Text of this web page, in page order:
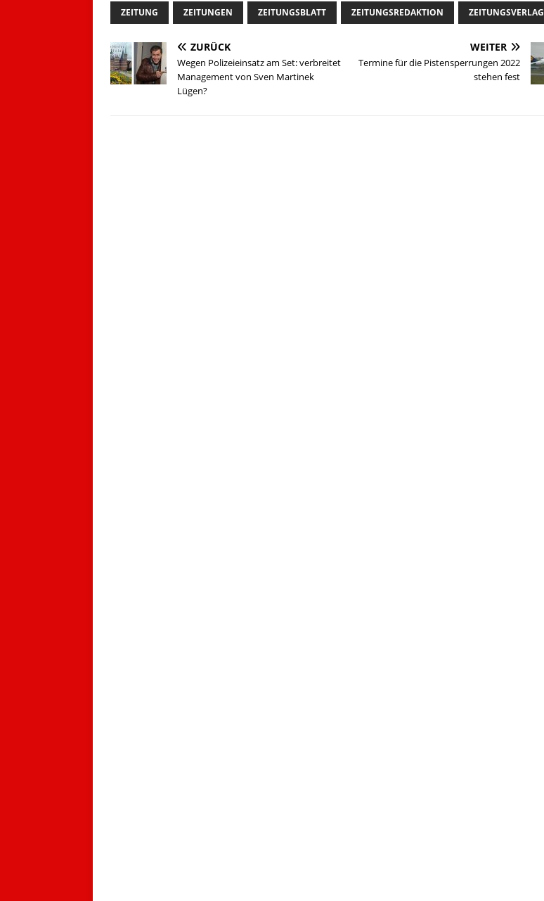
ZEITUNG ZEITUNGEN ZEITUNGSBLATT ZEITUNGSREDAKTION ZEITUNGSVERLAG
ZURÜCK
Wegen Polizeieinsatz am Set: verbreitet
Management von Sven Martinek
Lügen?
WEITER
Termine für die Pistensperrungen 2022
stehen fest